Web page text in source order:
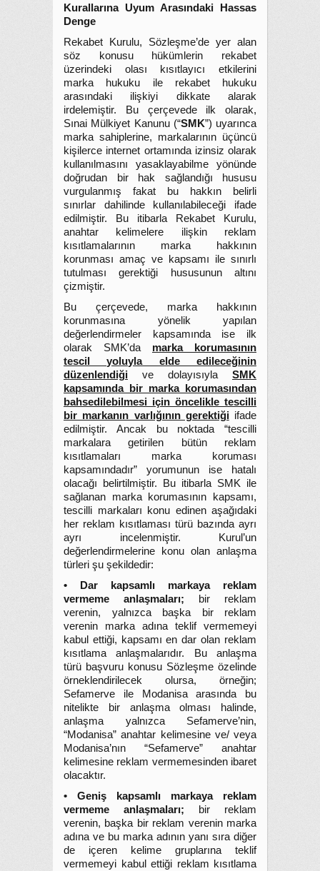
Kurallarına Uyum Arasındaki Hassas
Denge
Rekabet Kurulu, Sözleşme’de yer alan
söz konusu hükümlerin rekabet
üzerindeki olası kısıtlayıcı etkilerini
marka hukuku ile rekabet hukuku
arasındaki ilişkiyi dikkate alarak
irdelemiştir. Bu çerçevede ilk olarak,
Sınai Mülkiyet Kanunu (“SMK”) uyarınca
marka sahiplerine, markalarının üçüncü
kişilerce internet ortamında izinsiz olarak
kullanılmasını yasaklayabilme yönünde
doğrudan bir hak sağlandığı hususu
vurgulanmış fakat bu hakkın belirli
sınırlar dahilinde kullanılabileceği ifade
edilmiştir. Bu itibarla Rekabet Kurulu,
anahtar kelimelere ilişkin reklam
kısıtlamalarının marka hakkının
korunması amaç ve kapsamı ile sınırlı
tutulması gerektiği hususunun altını
çizmiştir.
Bu çerçevede, marka hakkının
korunmasına yönelik yapılan
değerlendirmeler kapsamında ise ilk
olarak SMK’da marka korumasının
tescil yoluyla elde edileceğinin
düzenlendiği ve dolayısıyla SMK
kapsamında bir marka korumasından
bahsedilebilmesi için öncelikle tescilli
bir markanın varlığının gerektiğiifade
edilmiştir. Ancak bu noktada “tescilli
markalara getirilen bütün reklam
kısıtlamaları marka koruması
kapsamındadır” yorumunun ise hatalı
olacağı belirtilmiştir. Bu itibarla SMK ile
sağlanan marka korumasının kapsamı,
tescilli markaları konu edinen aşağıdaki
her reklam kısıtlaması türü bazında ayrı
ayrı incelenmiştir. Kurul’un
değerlendirmelerine konu olan anlaşma
türleri şu şekildedir:
• Dar kapsamlı markaya reklam
vermeme anlaşmaları; bir reklam
verenin, yalnızca başka bir reklam
verenin marka adına teklif vermemeyi
kabul ettiği, kapsamı en dar olan reklam
kısıtlama anlaşmalarıdır. Bu anlaşma
türü başvuru konusu Sözleşme özelinde
örneklendirilecek olursa, örneğin;
Sefamerve ile Modanisa arasında bu
nitelikte bir anlaşma olması halinde,
anlaşma yalnızca Sefamerve’nin,
“Modanisa” anahtar kelimesine ve/ veya
Modanisa’nın “Sefamerve” anahtar
kelimesine reklam vermemesinden ibaret
olacaktır.
• Geniş kapsamlı markaya reklam
vermeme anlaşmaları; bir reklam
verenin, başka bir reklam verenin marka
adına ve bu marka adının yanı sıra diğer
de içeren kelime gruplarına teklif
vermemeyi kabul ettiği reklam kısıtlama